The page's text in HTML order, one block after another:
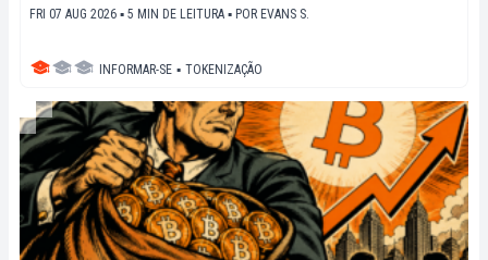
FRI 07 AUG 2026 ▪ 5 MIN DE LEITURA ▪ POR EVANS S.
INFORMAR-SE ▪ TOKENIZAÇÃO